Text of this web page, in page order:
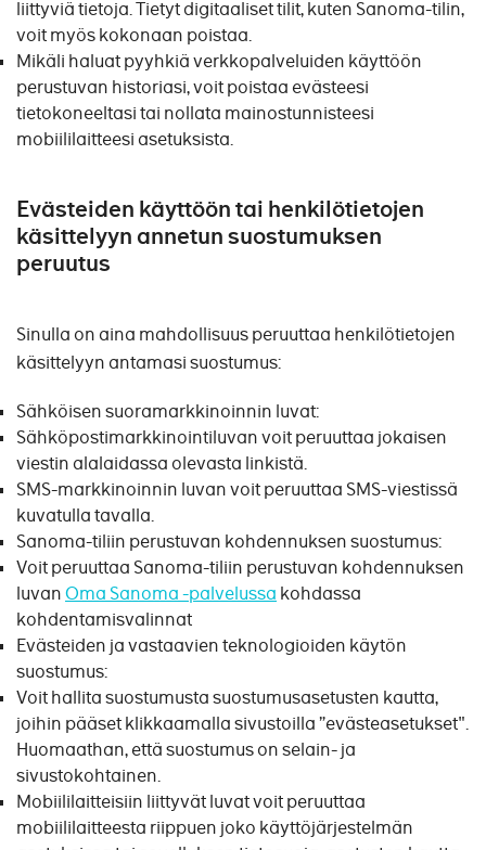
liittyviä tietoja. Tietyt digitaaliset tilit, kuten Sanoma-tilin,
voit myös kokonaan poistaa.
Mikäli haluat pyyhkiä verkkopalveluiden käyttöön
perustuvan historiasi, voit poistaa evästeesi
tietokoneeltasi tai nollata mainostunnisteesi
mobiililaitteesi asetuksista.
Evästeiden käyttöön tai henkilötietojen
käsittelyyn annetun suostumuksen
peruutus
Sinulla on aina mahdollisuus peruuttaa henkilötietojen
käsittelyyn antamasi suostumus:
Sähköisen suoramarkkinoinnin luvat:
Sähköpostimarkkinointiluvan voit peruuttaa jokaisen
viestin alalaidassa olevasta linkistä.
SMS-markkinoinnin luvan voit peruuttaa SMS-viestissä
kuvatulla tavalla.
Sanoma-tiliin perustuvan kohdennuksen suostumus:
Voit peruuttaa Sanoma-tiliin perustuvan kohdennuksen
luvanOma Sanoma -palvelussa kohdassa
kohdentamisvalinnat
Evästeiden ja vastaavien teknologioiden käytön
suostumus:
Voit hallita suostumusta suostumusasetusten kautta,
joihin pääset klikkaamalla sivustoilla ”evästeasetukset".
Huomaathan, että suostumus on selain- ja
sivustokohtainen.
Mobiililaitteisiin liittyvät luvat voit peruuttaa
mobiililaitteesta riippuen joko käyttöjärjestelmän